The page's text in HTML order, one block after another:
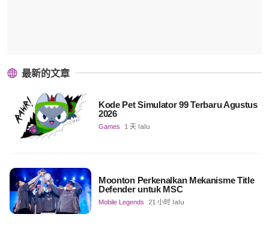
最新的文章
Kode Pet Simulator 99 Terbaru Agustus
2026
Games 1 天 lalu
Moonton Perkenalkan Mekanisme Title
Defender untuk MSC
Mobile Legends 21 小时 lalu